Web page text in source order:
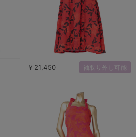
￥21,450 袖取り外し可能